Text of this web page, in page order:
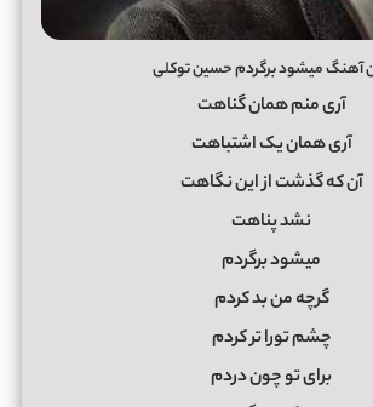
آهنگ میشود برگردم حسین توکلی
آری منم همان گناهت
آری همان یک اشتباهت
آن که گذشت از این نگاهت
نشد پناهت
میشود برگردم
گرچه من بد کردم
چشم تورا تر کردم
برای تو چون دردم